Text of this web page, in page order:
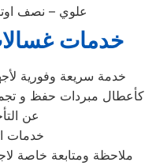
علوي – نصف
خدمات
خدمة سريعة وفورية
كأعطال مبردات حفظ و
عن
خدمات
ملاحظة ومتابعة خاصة